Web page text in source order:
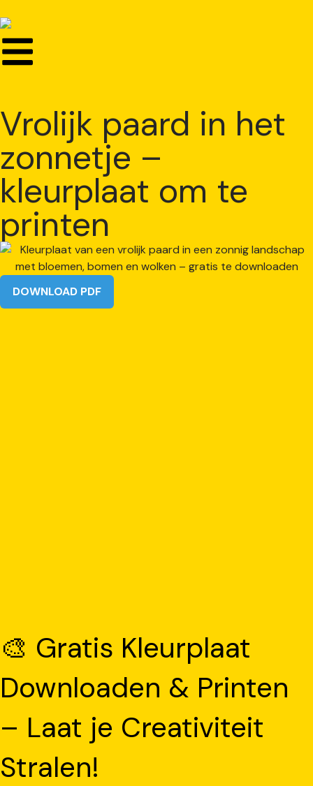
Vrolijk paard in het
zonnetje –
kleurplaat om te
printen
DOWNLOAD PDF
🎨 Gratis Kleurplaat
Downloaden & Printen
– Laat je Creativiteit
Stralen!